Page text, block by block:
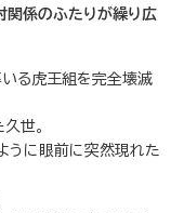
関係のふたりが繰り広
る虎王組を完全壊滅
世。
うに眼前に突然現れた